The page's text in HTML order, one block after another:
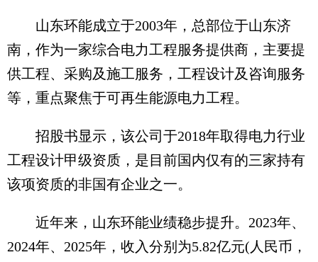
山东环能成立于2003年，总部位于山东济
南，作为一家综合电力工程服务提供商，主要提
供工程、采购及施工服务，工程设计及咨询服务
等，重点聚焦于可再生能源电力工程。
招股书显示，该公司于2018年取得电力行业
工程设计甲级资质，是目前国内仅有的三家持有
该项资质的非国有企业之一。
近年来，山东环能业绩稳步提升。2023年、
2024年、2025年，收入分别为5.82亿元(人民币，